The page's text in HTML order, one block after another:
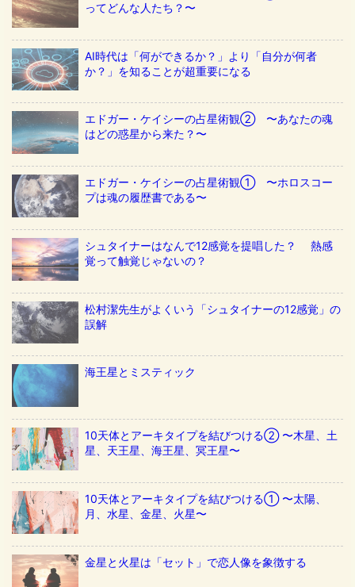
ってどんな人たち？〜
AI時代は「何ができるか？」より「自分が何者
か？」を知ることが超重要になる
エドガー・ケイシーの占星術観② 〜あなたの魂
はどの惑星から来た？〜
エドガー・ケイシーの占星術観① 〜ホロスコー
プは魂の履歴書である〜
シュタイナーはなんで12感覚を提唱した？ 熱感
覚って触覚じゃないの？
松村潔先生がよくいう「シュタイナーの12感覚」の
誤解
海王星とミスティック
10天体とアーキタイプを結びつける② 〜木星、土
星、天王星、海王星、冥王星〜
10天体とアーキタイプを結びつける① 〜太陽、
月、水星、金星、火星〜
金星と火星は「セット」で恋人像を象徴する